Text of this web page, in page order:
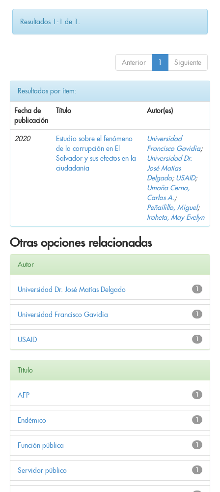
Resultados 1-1 de 1.
Anterior 1 Siguiente
Resultados por ítem:
Fecha de
publicación
Título Autor(es)
2020
Estudio sobre el fenómeno
de la corrupción en El
Salvador y sus efectos en la
ciudadanía
Universidad
Francisco Gavidia;
Universidad Dr.
José Matías
Delgado; USAID;
Umaña Cerna,
Carlos A.;
Peñailillo, Miguel;
Iraheta, May Evelyn
Otras opciones relacionadas
Autor
1
Universidad Dr. José Matías Delgado
1
Universidad Francisco Gavidia
1
USAID
Título
1
AFP
1
Endémico
1
Función pública
1
Servidor público